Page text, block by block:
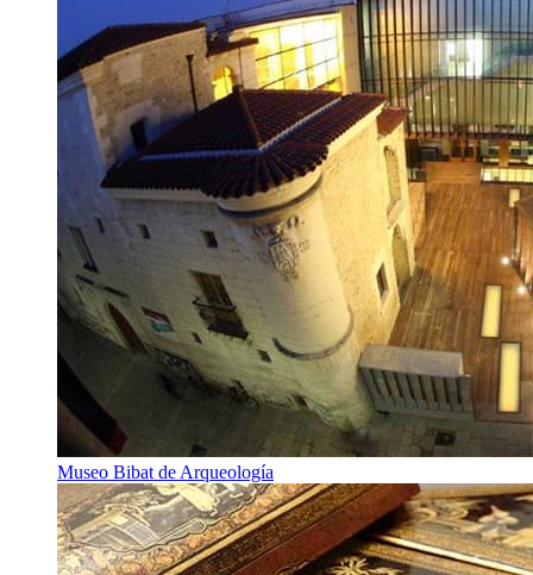
Museo Bibat de Arqueología